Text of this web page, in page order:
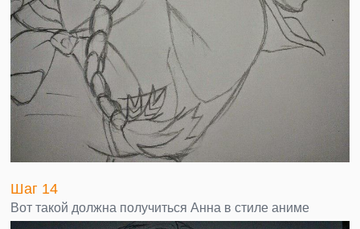
Шаг 14
Вот такой должна получиться Анна в стиле аниме